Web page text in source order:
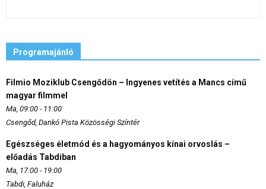
Programajánló
Filmio Moziklub Csengődön – Ingyenes vetítés a Mancs című
magyar filmmel
Ma, 09:00 - 11:00
Csengőd, Dankó Pista Közösségi Színtér
Egészséges életmód és a hagyományos kínai orvoslás –
előadás Tabdiban
Ma, 17:00 - 19:00
Tabdi, Faluház